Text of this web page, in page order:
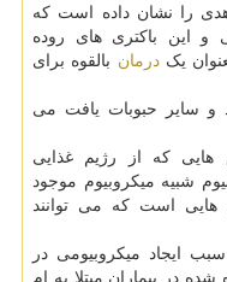
را نشان داده است که
و این باکتری های روده
یکدرمان بالقوه برای
و سایر حبوبات یافت می
هایی که از رژیم غذایی
شبیه میکروبیوم موجود
هایی است که می توانند
ایجاد میکروبیومی در
در بیماران مبتلا به ام